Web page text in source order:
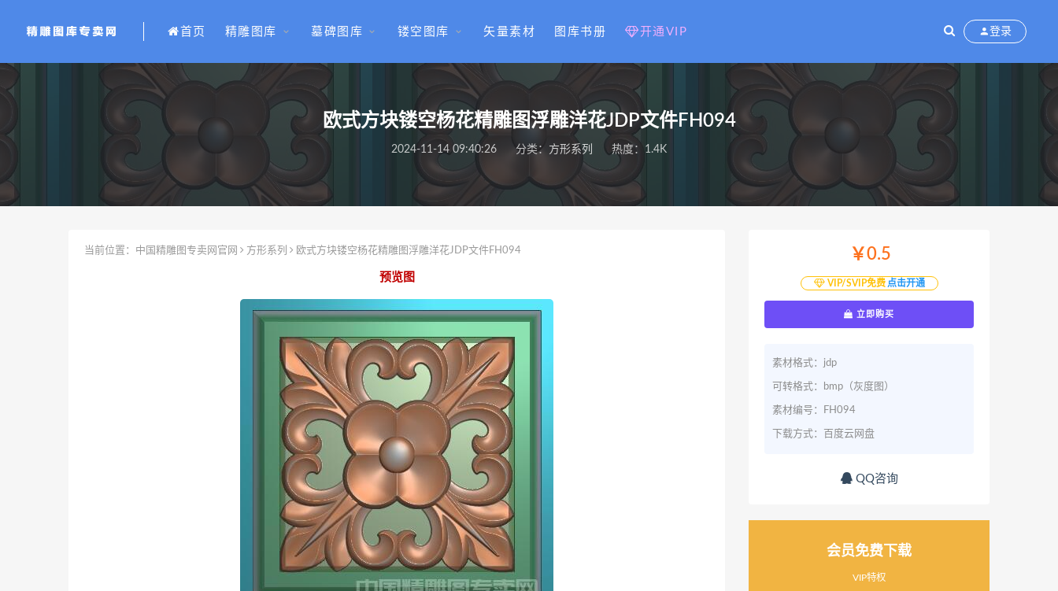
首页 精雕图库 墓碑图库 镂空图库 矢量素材 图库书册 开通VIP 登录
欧式方块镂空杨花精雕图浮雕洋花JDP文件FH094
2024-11-14 09:40:26 分类： 方形系列 热度：1.4K
当前位置： 中国精雕图专卖网官网 方形系列 欧式方块镂空杨花精雕图浮雕洋花JDP文件FH094
预览图
￥0.5
VIP/SVIP免费 点击开通
立即购买
素材格式：jdp
可转格式：bmp（灰度图）
素材编号：FH094
下载方式：百度云网盘
QQ咨询
会员免费下载
VIP特权